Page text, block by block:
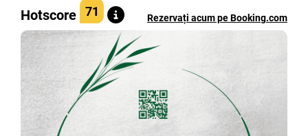
Hotscore 71 Rezervați acum pe Booking.com